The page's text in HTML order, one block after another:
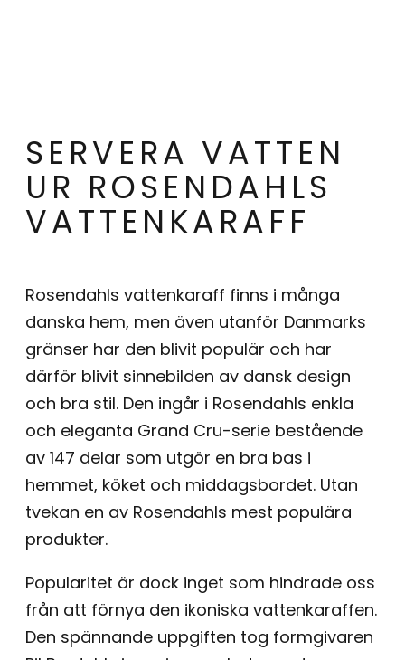
SERVERA VATTEN
UR ROSENDAHLS
VATTENKARAFF
Rosendahls vattenkaraff finns i många
danska hem, men även utanför Danmarks
gränser har den blivit populär och har
därför blivit sinnebilden av dansk design
och bra stil. Den ingår i Rosendahls enkla
och eleganta Grand Cru-serie bestående
av 147 delar som utgör en bra bas i
hemmet, köket och middagsbordet. Utan
tvekan en av Rosendahls mest populära
produkter.
Popularitet är dock inget som hindrade oss
från att förnya den ikoniska vattenkaraffen.
Den spännande uppgiften tog formgivaren